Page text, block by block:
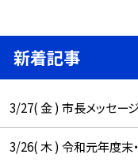
新着記事
3/27( 金 ) 市長メッセー
3/26( 木 ) 令和元年度末